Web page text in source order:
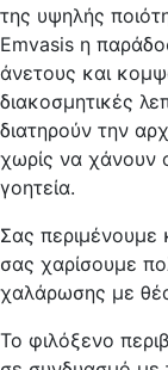
της υψηλής
Emvasis η
άνετους και
διακοσμητικές
διατηρούν την
χωρίς να χάνουν
γοητεία.
Σας περιμένουμε
σας χαρίσουμε
χαλάρωσης με
Το φιλόξενο